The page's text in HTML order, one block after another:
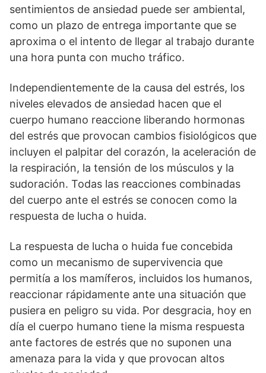
sentimientos de ansiedad puede ser ambiental,
como un plazo de entrega importante que se
aproxima o el intento de llegar al trabajo durante
una hora punta con mucho tráfico.
Independientemente de la causa del estrés, los
niveles elevados de ansiedad hacen que el
cuerpo humano reaccione liberando hormonas
del estrés que provocan cambios fisiológicos que
incluyen el palpitar del corazón, la aceleración de
la respiración, la tensión de los músculos y la
sudoración. Todas las reacciones combinadas
del cuerpo ante el estrés se conocen como la
respuesta de lucha o huida.
La respuesta de lucha o huida fue concebida
como un mecanismo de supervivencia que
permitía a los mamíferos, incluidos los humanos,
reaccionar rápidamente ante una situación que
pusiera en peligro su vida. Por desgracia, hoy en
día el cuerpo humano tiene la misma respuesta
ante factores de estrés que no suponen una
amenaza para la vida y que provocan altos